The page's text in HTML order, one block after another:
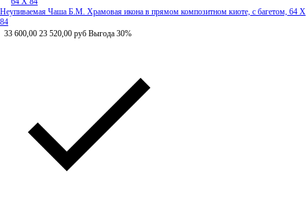
Неупиваемая Чаша Б.М. Храмовая икона в прямом композитном киоте, с багетом, 64 Х
84
33 600,00 23 520,00 руб Выгода 30%